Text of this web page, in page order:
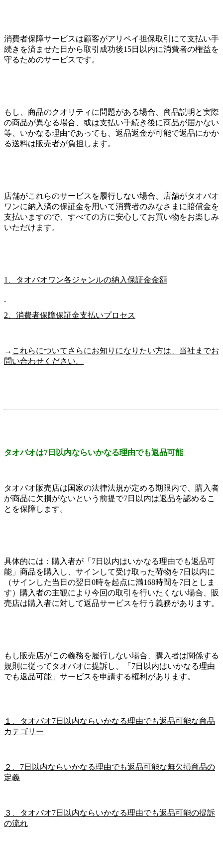
消費者保障サービスは顧客がアリペイ担保取引にて支払い手
続きを済ませた日から取引成功後15日以内に消費者の権益を
守るためのサービスです。
もし、商品のクオリティに問題がある場合、商品説明と実際
の商品が異なる場合、或は支払い手続き後に商品が届かない
等、いかなる理由であっても、返品返金が可能で返品にかか
る送料は販売者が負担します。
店舗がこれらのサービスを履行しない場合、店舗がタオバオ
ワンに納入済の保証金を用いて消費者のみなさまに賠償金を
支払いますので、すべての方に安心してお買い物をお楽しみ
いただけます。
1、タオバオワン各ジャンルの納入保証金金額
2、消費者保障保証金支払いプロセス
→ これらについてさらにお知りになりたい方は、当社までお
問い合わせください。
タオバオは7日以内ならいかなる理由でも返品可能
タオバオ販売店は国家の法律法規が定める期限内で、購入者
が商品に欠損がないという前提で7日以内は返品を認めるこ
とを保障します。
具体的には：購入者が「7日以内はいかなる理由でも返品可
能」商品を購入し、サインして受け取った荷物を7日以内に
（サインした当日の翌日0時を起点に満168時間を7日としま
す）購入者の主観により今回の取引を行いたくない場合、販
売店は購入者に対して返品サービスを行う義務があります。
もし販売店がこの義務を履行しない場合、購入者は関係する
規則に従ってタオバオに提訴し、「7日以内はいかなる理由
でも返品可能」サービスを申請する権利があります。
１、タオバオ7日以内ならいかなる理由でも返品可能な商品
カテゴリー
２、7日以内ならいかなる理由でも返品可能な無欠損商品の
定義
３、タオバオ7日以内ならいかなる理由でも返品可能の提訴
の流れ